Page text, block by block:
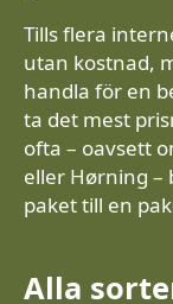
Tills flera
utan kostnad,
handla för en
ta det mest
ofta – oavsett
eller Hørning
paket till en
Alla